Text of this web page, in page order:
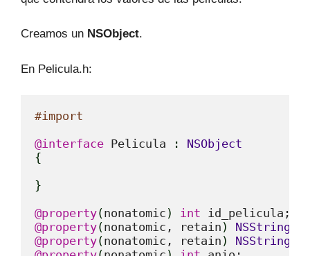
Creamos un NSObject.
En Pelicula.h:
#import
@interface Pelicula :
NSObject
{
}
@property(nonatomic ) int
@property(nonatomic, retain ) NSString
@property(nonatomic, retain ) NSString